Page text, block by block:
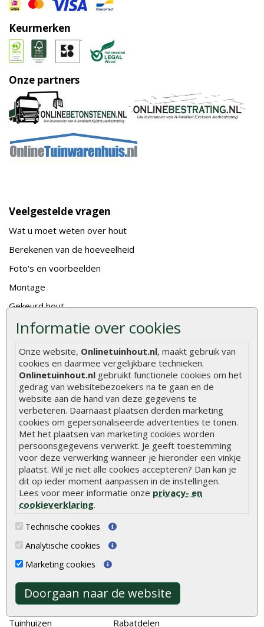
Informatie over cookies
Onze website, Onlinetuinhout.nl, maakt gebruik van
cookies en daarmee vergelijkbare technieken.
Onlinetuinhout.nl gebruikt functionele cookies om het
gedrag van websitebezoekers na te gaan en de
website aan de hand van deze gegevens te
verbeteren. Daarnaast plaatsen derden marketing
cookies om gepersonaliseerde advertenties te tonen.
Met het plaatsen van marketing cookies worden
persoonsgegevens verwerkt. Je geeft toestemming
voor deze verwerking wanneer je hieronder een vinkje
plaatst. Wil je niet alle cookies accepteren? Dan kan je
dit op ieder moment aanpassen in de instellingen.
Lees voor meer informatie onze privacy- en
cookieverklaring.
Technische cookies
Analytische cookies
Marketing cookies
Doorgaan naar de website
Keurmerken
Onze partners
Veelgestelde vragen
Wat u moet weten over hout
Berekenen van de hoeveelheid
Foto's en voorbeelden
Montage
Gekeurd hout
De fundering van een vlonder leggen
Hoe zelf een vlonder leggen
Hoe betonpaal plaatsen
Hoe schutting plaatsen
De 9 beste tuinschermen van Onlinetuinhout.nl
Stijlvolle houtsoorten voor in de tuin
Duurzame tuin
Welke palen voor een schapenhek
Alle populaire categorieën
Tuinhout
Schutting
Vlonderplanken
Tuinpalen
Tuinhekken
Tuinhuizen
Tuindeuren
Tuinschermen
Steigerplanken
Douglas hout
Rabatdelen